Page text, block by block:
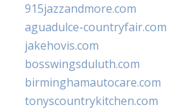
915jazzandmore.com
aguadulce-countryfair.com
jakehovis.com
bosswingsduluth.com
birminghamautocare.com
tonyscountrykitchen.com